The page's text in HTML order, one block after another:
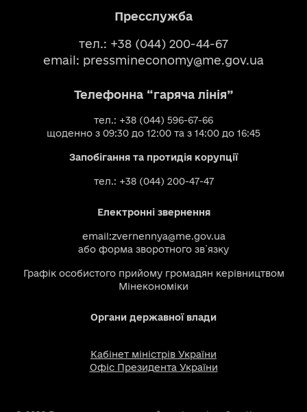
Пресслужба
тел.: +38 (044) 200-44-67
email: pressmineconomy@me.gov.ua
Телефонна “гаряча лінія”
тел.: +38 (044) 596-67-66
щоденно з 09:30 до 12:00 та з 14:00 до 16:45
Запобігання та протидія корупції
тел.: +38 (044) 200-47-47
Електронні звернення
email:zvernennya@me.gov.ua
або форма зворотного зв`язку
Графік особистого прийому громадян керівництвом
Мінекономіки
Органи державної влади
Кабінет міністрів України
Офіс Президента України